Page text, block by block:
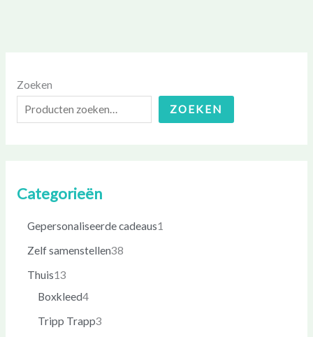
Zoeken
ZOEKEN
Categorieën
Gepersonaliseerde cadeaus1
Zelf samenstellen38
Thuis13
Boxkleed4
Tripp Trapp3